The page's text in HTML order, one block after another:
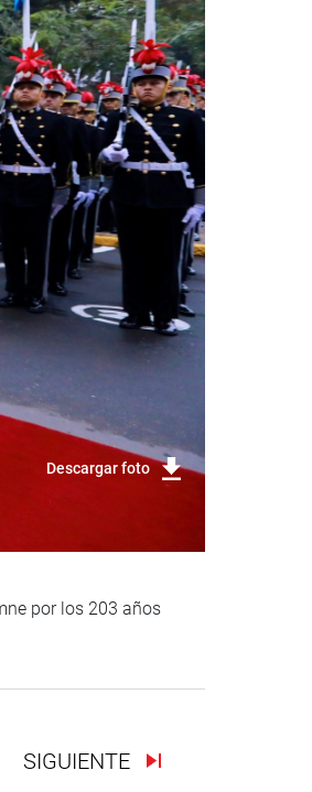
Descargar foto
por los 203 años
SIGUIENTE